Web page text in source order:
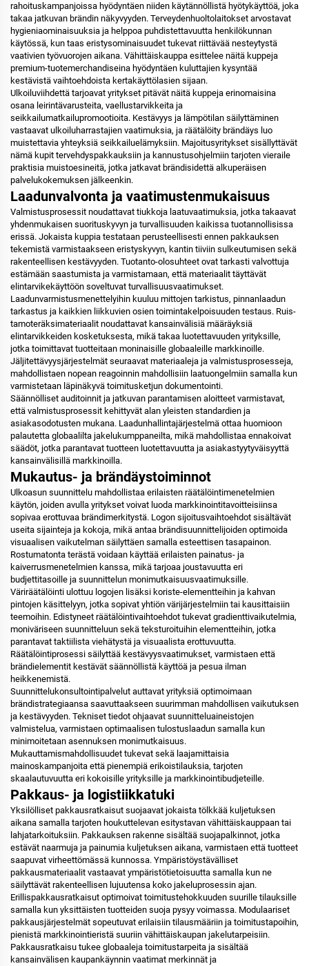
rahoituskampanjoissa hyödyntäen niiden käytännöllistä hyötykäyttöä, joka
takaa jatkuvan brändin näkyvyyden. Terveydenhuoltolaitokset arvostavat
hygieniaominaisuuksia ja helppoa puhdistettavuutta henkilökunnan
käytössä, kun taas eristysominaisuudet tukevat riittävää nesteytystä
vaativien työvuorojen aikana. Vähittäiskauppa esittelee näitä kuppeja
premium-tuotemerchandiseina hyödyntäen kuluttajien kysyntää
kestävistä vaihtoehdoista kertakäyttölasien sijaan.
Ulkoiluviihdettä tarjoavat yritykset pitävät näitä kuppeja erinomaisina
osana leirintävarusteita, vaellustarvikkeita ja
seikkailumatkailupromootioita. Kestävyys ja lämpötilan säilyttäminen
vastaavat ulkoiluharrastajien vaatimuksia, ja räätälöity brändäys luo
muistettavia yhteyksiä seikkailuelämyksiin. Majoitusyritykset sisällyttävät
nämä kupit tervehdyspakkauksiin ja kannustusohjelmiin tarjoten vieraile
praktisia muistoesineitä, jotka jatkavat brändisidettä alkuperäisen
palvelukokemuksen jälkeenkin.
Laadunvalvonta ja vaatimustenmukaisuus
Valmistusprosessit noudattavat tiukkoja laatuvaatimuksia, jotka takaavat
yhdenmukaisen suorituskyvyn ja turvallisuuden kaikissa tuotannollisissa
erissä. Jokaista kuppia testataan perusteellisesti ennen pakkauksen
tekemistä varmistaakseen eristyskyvyn, kantin tiiviin sulkeutumisen sekä
rakenteellisen kestävyyden. Tuotanto-olosuhteet ovat tarkasti valvottuja
estämään saastumista ja varmistamaan, että materiaalit täyttävät
elintarvikekäyttöön soveltuvat turvallisuusvaatimukset.
Laadunvarmistusmenettelyihin kuuluu mittojen tarkistus, pinnanlaadun
tarkastus ja kaikkien liikkuvien osien toimintakelpoisuuden testaus. Ruis­
tamo­teräk­si­materiaalit noudattavat kansainvälisiä määräyksiä
elintarvikkeiden kosketuksesta, mikä takaa luotettavuuden yrityksille,
jotka toimittavat tuotteitaan moninaisille globaaleille markkinoille.
Jäljitettävyysjärjestelmät seuraavat materiaaleja ja valmistusprosesseja,
mahdollistaen nopean reagoinnin mahdollisiin laatuongelmiin samalla kun
varmistetaan läpinäkyvä toimitusketjun dokumentointi.
Säännölliset auditoinnit ja jatkuvan parantamisen aloitteet varmistavat,
että valmistusprosessit kehittyvät alan yleisten standardien ja
asiakasodotusten mukana. Laadunhallintajärjestelmä ottaa huomioon
palautetta globaalilta jakelukumppaneilta, mikä mahdollistaa ennakoivat
säädöt, jotka parantavat tuotteen luotettavuutta ja asiakastyytyväisyyttä
kansainvälisillä markkinoilla.
Mukautus- ja brändäystoiminnot
Ulkoasun suunnittelu mahdollistaa erilaisten räätälöintimenetelmien
käytön, joiden avulla yritykset voivat luoda markkinointitavoitteisiinsa
sopivaa erottuvaa brändimerkitystä. Logon sijoitusvaihtoehdot sisältävät
useita sijainteja ja kokoja, mikä antaa brändisuunnittelijoiden optimoida
visuaalisen vaikutelman säilyttäen samalla esteettisen tasapainon.
Rostumatonta terästä voidaan käyttää erilaisten painatus- ja
kaiverrusmenetelmien kanssa, mikä tarjoaa joustavuutta eri
budjettitasoille ja suunnittelun monimutkaisuusvaatimuksille.
Väriräätälöinti ulottuu logojen lisäksi koriste-elementteihin ja kahvan
pintojen käsittelyyn, jotka sopivat yhtiön värijärjestelmiin tai kausittaisiin
teemoihin. Edistyneet räätälöintivaihtoehdot tukevat gradienttivaikutelmia,
moniväriseen suunnitteluun sekä teksturoituihin elementteihin, jotka
parantavat taktiilista viehätystä ja visuaalista erottuvuutta.
Räätälöintiprosessi säilyttää kestävyysvaatimukset, varmistaen että
brändielementit kestävät säännöllistä käyttöä ja pesua ilman
heikkenemistä.
Suunnittelukonsultointipalvelut auttavat yrityksiä optimoimaan
brändistrategiaansa saavuttaakseen suurimman mahdollisen vaikutuksen
ja kestävyyden. Tekniset tiedot ohjaavat suunnitteluaineistojen
valmistelua, varmistaen optimaalisen tulostuslaadun samalla kun
minimoitetaan asennuksen monimutkaisuus.
Mukauttamismahdollisuudet tukevat sekä laajamittaisia
mainoskampanjoita että pienempiä erikoistilauksia, tarjoten
skaalautuvuutta eri kokoisille yrityksille ja markkinointibudjeteille.
Pakkaus- ja logistiikkatuki
Yksilölliset pakkausratkaisut suojaavat jokaista tölkkää kuljetuksen
aikana samalla tarjoten houkuttelevan esitystavan vähittäiskauppaan tai
lahjatarkoituksiin. Pakkauksen rakenne sisältää suojapalkinnot, jotka
estävät naarmuja ja painumia kuljetuksen aikana, varmistaen että tuotteet
saapuvat virheettömässä kunnossa. Ympäristöystävälliset
pakkausmateriaalit vastaavat ympäristötietoisuutta samalla kun ne
säilyttävät rakenteellisen lujuutensa koko jakeluprosessin ajan.
Erillispakkausratkaisut optimoivat toimitustehokkuuden suurille tilauksille
samalla kun yksittäisten tuotteiden suoja pysyy voimassa. Modulaariset
pakkausjärjestelmät sopeutuvat erilaisiin tilausmääriin ja toimitustapoihin,
pienistä markkinointieristä suuriin vähittäiskaupan jakelutarpeisiin.
Pakkausratkaisu tukee globaaleja toimitustarpeita ja sisältää
kansainvälisen kaupankäynnin vaatimat merkinnät ja